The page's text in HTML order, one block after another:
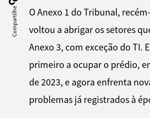
Compartilhe
O Anexo 1 do Tribunal,
voltou a abrigar os setores
Anexo 3, com exceção do TI.
primeiro a ocupar o prédio,
de 2023, e agora enfrenta
problemas já registrados à